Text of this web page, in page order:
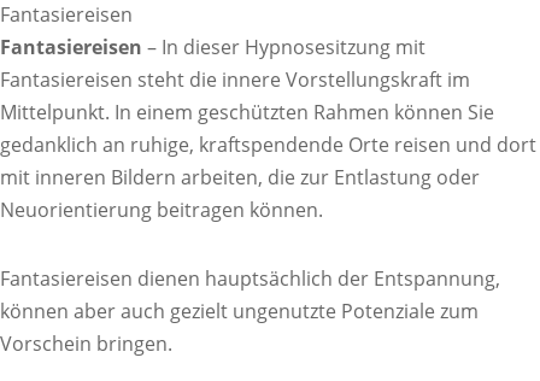
Fantasiereisen
Fantasiereisen – In dieser Hypnosesitzung mit
Fantasiereisen steht die innere Vorstellungskraft im
Mittelpunkt. In einem geschützten Rahmen können Sie
gedanklich an ruhige, kraftspendende Orte reisen und dort
mit inneren Bildern arbeiten, die zur Entlastung oder
Neuorientierung beitragen können.
Fantasiereisen dienen hauptsächlich der Entspannung,
können aber auch gezielt ungenutzte Potenziale zum
Vorschein bringen.